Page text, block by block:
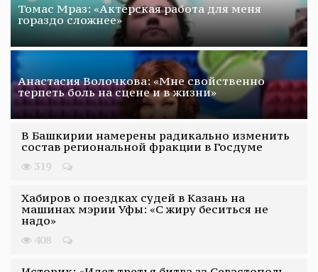
Томас Мраз: «Актерская работа для меня
гораздо сложнее»
Анастасия Волочкова: «Мне свойственно
терпеть боль на сцене и в жизни»
В Башкирии намерены радикально изменить
состав региональной фракции в Госдуме
319
Хабиров о поездках судей в Казань на
машинах мэрии Уфы: «С жиру беситься не
надо»
408